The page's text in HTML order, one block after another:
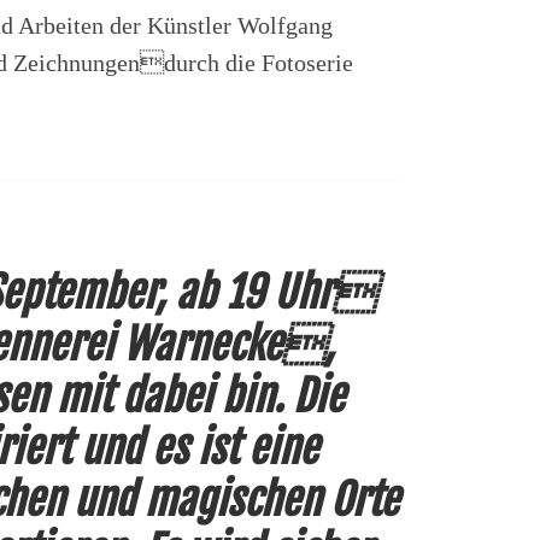
der Künstler Wolfgang
Zeichnungendurch die Fotoserie
ab 19 Uhr
Warnecke,
mit dabei bin. Die
und es ist eine
und magischen Orte